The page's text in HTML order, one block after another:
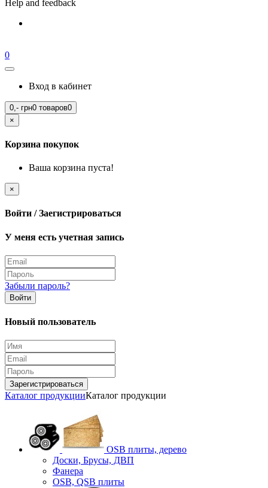
0
Вход в кабинет
0,- грн0 товаров0
×
Корзина покупок
Ваша корзина пуста!
×
Войти / Заегистрироваться
У меня есть учетная запись
Забыли пароль?
Войти
Новый пользователь
Зарегистрироваться
Каталог продукцииКаталог продукции
OSB плиты, дерево
Доски, Брусы, ДВП
Фанера
OSB, QSB плиты